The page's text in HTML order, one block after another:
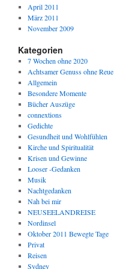
April 2011
März 2011
November 2009
Kategorien
7 Wochen ohne 2020
Achtsamer Genuss ohne Reue
Allgemein
Besondere Momente
Bücher Auszüge
connextions
Gedichte
Gesundheit und Wohlfühlen
Kirche und Spiritualität
Krisen und Gewinne
Looser -Gedanken
Musik
Nachtgedanken
Nah bei mir
NEUSEELANDREISE
Nordinsel
Oktober 2011 Bewegte Tage
Privat
Reisen
Sydney